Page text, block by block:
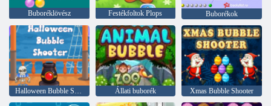
Buboréklövész Festékfoltok Plops Buborékok
Állati buborék Xmas Bubble Shooter